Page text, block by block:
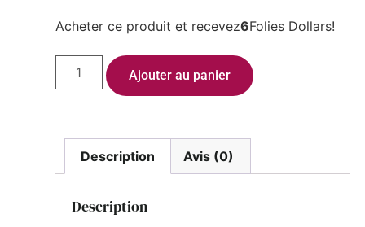
Acheter ce produit et recevez6Folies Dollars!
Ajouter au panier
Description Avis (0)
Description